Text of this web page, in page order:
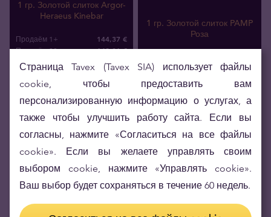
1 гр. Золотой слиток Argor-
Heraeus Kinebar
Продаём 1+ 144,37 €
Продаём 20+ 142,01 €
Покупаем 123,
1 гр. Золотой слиток PAMP
Роза
Страница Tavex (Tavex SIA) использует файлы
cookie, чтобы предоставить вам
персонализированную информацию о услугах, а
также чтобы улучшить работу сайта. Если вы
согласны, нажмите «Согласиться на все файлы
cookie». Если вы желаете управлять своим
выбором cookie, нажмите «Управлять cookie».
Ваш выбор будет сохраняться в течение 60 недель.